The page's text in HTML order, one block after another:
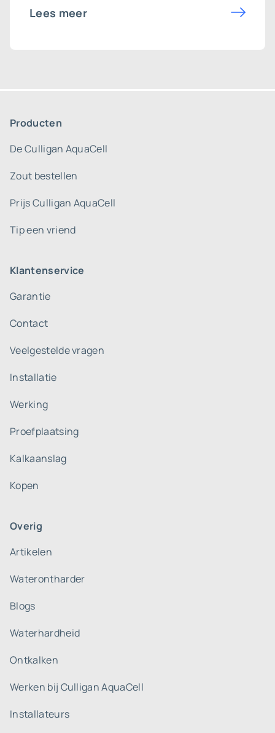
Lees meer
Producten
De Culligan AquaCell
Zout bestellen
Prijs Culligan AquaCell
Tip een vriend
Klantenservice
Garantie
Contact
Veelgestelde vragen
Installatie
Werking
Proefplaatsing
Kalkaanslag
Kopen
Overig
Artikelen
Waterontharder
Blogs
Waterhardheid
Ontkalken
Werken bij Culligan AquaCell
Installateurs